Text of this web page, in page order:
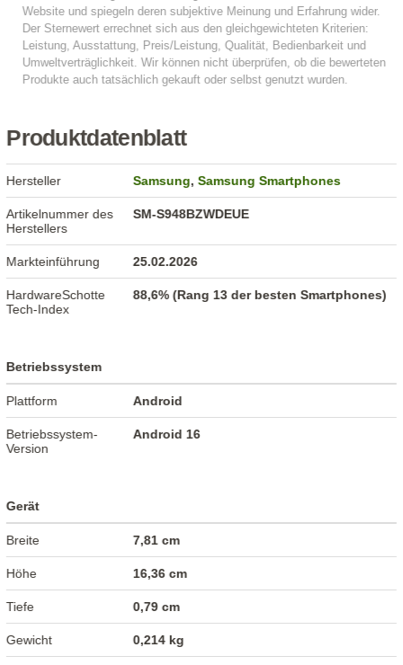
Produktdatenblatt
Hersteller Samsung,Samsung Smartphones
Artikelnummer des
Herstellers
SM-S948BZWDEUE
Markteinführung 25.02.2026
HardwareSchotte
Tech-Index
88,6% (Rang 13 der besten Smartphones)
Betriebssystem
Plattform Android
Betriebssystem-
Version
Android 16
Gerät
Breite 7,81 cm
Höhe 16,36 cm
Tiefe 0,79 cm
Gewicht 0,214 kg